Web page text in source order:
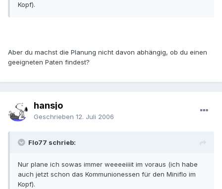
Kopf).
Aber du machst die Planung nicht davon abhängig, ob du einen
geeigneten Paten findest?
hansjo
Geschrieben 12. Juli 2006
Flo77 schrieb:
Nur plane ich sowas immer weeeeiiiit im voraus (ich habe
auch jetzt schon das Kommunionessen für den Miniflo im
Kopf).